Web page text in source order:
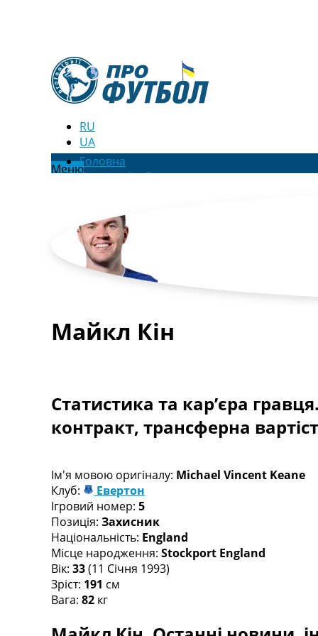
RU
UA
МенюГоловна
Новини футболу
Футбольні трансфери
Останні коментарі
Конкурс прогнозів
Логін
Рейтінги
Турніри
Англія. Прем’єр-Ліга
Іспанія. Ла Ліга
Ще Турніри >>>
Чемпіонат Світу. Турнирні таблиці
Таблиця УПЛ
Перша Ліга
Таблиця АПЛ
Таблиця Ла Ліги
Таблиця Ліги Чемпіонів
Всі таблиці >>>
Рейтинги
Рейтинг ФІФА
Майкл Кін
Статистика та кар’єра
контракт, трансферна
Ім'я мовою оригіналу: Michael Vincent Keane
Клуб:
Евертон
Ігровий номер: 5
Позиція: Захисник
Національність: England
Місце народження: Stockport England
Вік: 33(11 Січня 1993)
Зріст: 191 см
Вага: 82 кг